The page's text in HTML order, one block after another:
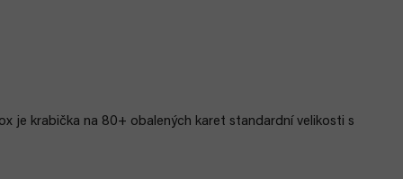
je krabička na 80+ obalených karet standardní velikosti s